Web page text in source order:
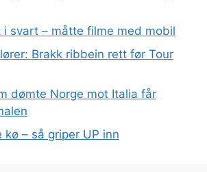
i svart – måtte filme med mobil
Brakk ribbein rett før Tour
dømte Norge mot Italia får
kø – så griper UP inn